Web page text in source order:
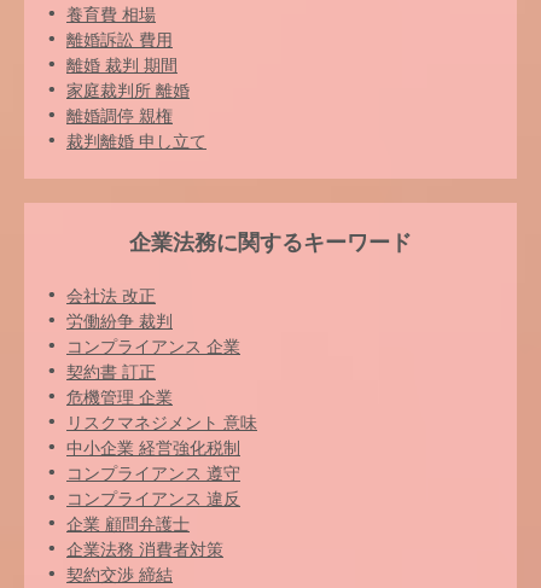
養育費 相場
離婚訴訟 費用
離婚 裁判 期間
家庭裁判所 離婚
離婚調停 親権
裁判離婚 申し立て
企業法務に関するキーワード
会社法 改正
労働紛争 裁判
コンプライアンス 企業
契約書 訂正
危機管理 企業
リスクマネジメント 意味
中小企業 経営強化税制
コンプライアンス 遵守
コンプライアンス 違反
企業 顧問弁護士
企業法務 消費者対策
契約交渉 締結